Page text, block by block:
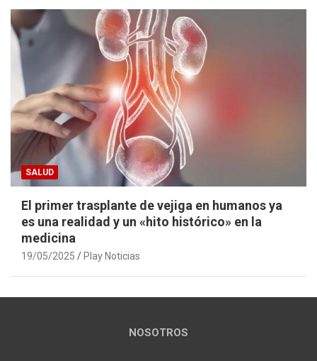
SALUD
El primer trasplante de vejiga en humanos ya
es una realidad y un «hito histórico» en la
medicina
19/05/2025 Play Noticias
NOSOTROS